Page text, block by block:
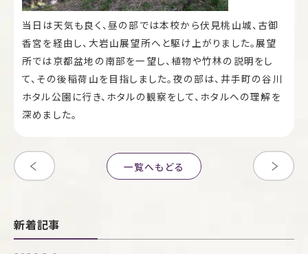
当日は天気も良く、昼の部では本校から伏見桃山城、古御
香宮を経由し、大岩山展望所へと駆け上がりました。展望
所では京都盆地の南部を一望し、植物や竹林の説明をし
て、その後稲荷山を目指しました。夜の部は、井手町の谷川
ホタル公園に行き、ホタルの観察をして、ホタルへの理解を
深めました。
一覧へもどる
新着記事